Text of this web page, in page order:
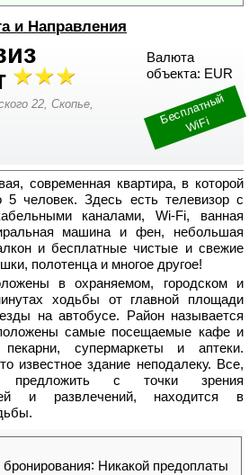
и Направления
22, Скопье,
Валюта
объекта: EUR
Б
е
с
п
л
а
т
н
ы
й
Wi
Fi
современная квартира, в которой
5 человек. Здесь есть телевизор с
каналами, Wi-Fi, ванная
машина и фен, небольшая
и бесплатные чистые и свежие
полотенца и многое другое!
в охраняемом, городском и
ходьбы от главной площади
на автобусе. Район называется
самые посещаемые кафе и
супермаркеты и аптеки.
известное здание неподалеку. Все,
с точки зрения
и развлечений, находится в
: Никакой предоплаты